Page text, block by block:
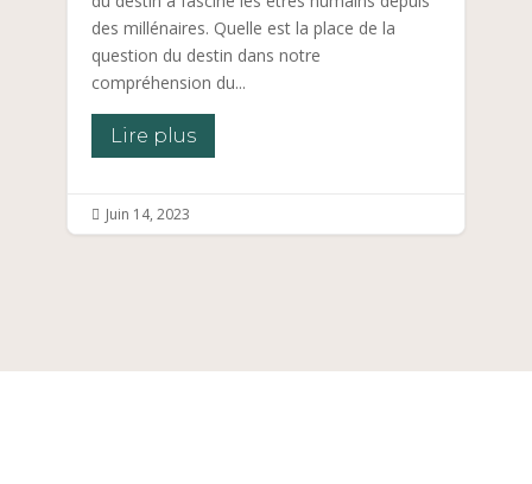
des millénaires. Quelle est la place de la
question du destin dans notre
compréhension du...
Lire plus
 Juin 14, 2023